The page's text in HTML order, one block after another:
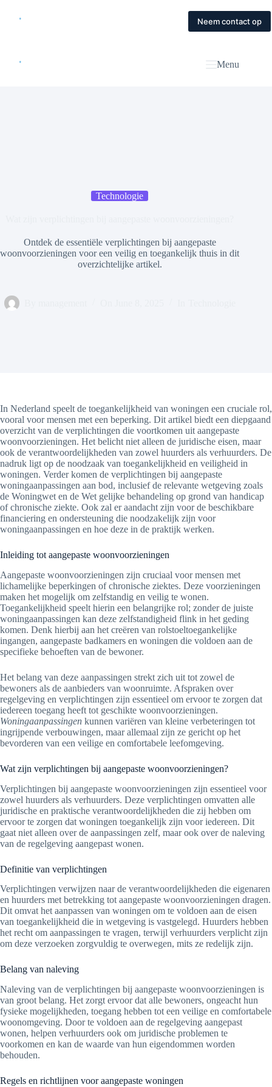
Contact
Neem contact op
Menu
Technologie
Ontdek de essentiële verplichtingen bij aangepaste
woonvoorzieningen voor een veilig en toegankelijk thuis in dit
overzichtelijke artikel.
In Nederland speelt de toegankelijkheid van woningen een cruciale rol,
vooral voor mensen met een beperking. Dit artikel biedt een diepgaand
overzicht van de verplichtingen die voortkomen uit aangepaste
woonvoorzieningen. Het belicht niet alleen de juridische eisen, maar
ook de verantwoordelijkheden van zowel huurders als verhuurders. De
nadruk ligt op de noodzaak van toegankelijkheid en veiligheid in
woningen. Verder komen de verplichtingen bij aangepaste
woningaanpassingen aan bod, inclusief de relevante wetgeving zoals
de Woningwet en de Wet gelijke behandeling op grond van handicap
of chronische ziekte. Ook zal er aandacht zijn voor de beschikbare
financiering en ondersteuning die noodzakelijk zijn voor
woningaanpassingen en hoe deze in de praktijk werken.
Inleiding tot aangepaste woonvoorzieningen
Aangepaste woonvoorzieningen zijn cruciaal voor mensen met
lichamelijke beperkingen of chronische ziektes. Deze voorzieningen
maken het mogelijk om zelfstandig en veilig te wonen.
Toegankelijkheid speelt hierin een belangrijke rol; zonder de juiste
woningaanpassingen kan deze zelfstandigheid flink in het geding
komen. Denk hierbij aan het creëren van rolstoeltoegankelijke
ingangen, aangepaste badkamers en woningen die voldoen aan de
specifieke behoeften van de bewoner.
Het belang van deze aanpassingen strekt zich uit tot zowel de
bewoners als de aanbieders van woonruimte. Afspraken over
regelgeving en verplichtingen zijn essentieel om ervoor te zorgen dat
iedereen toegang heeft tot geschikte woonvoorzieningen.
Woningaanpassingen kunnen variëren van kleine verbeteringen tot
ingrijpende verbouwingen, maar allemaal zijn ze gericht op het
bevorderen van een veilige en comfortabele leefomgeving.
Wat zijn verplichtingen bij aangepaste woonvoorzieningen?
Verplichtingen bij aangepaste woonvoorzieningen zijn essentieel voor
zowel huurders als verhuurders. Deze verplichtingen omvatten alle
juridische en praktische verantwoordelijkheden die zij hebben om
ervoor te zorgen dat woningen toegankelijk zijn voor iedereen. Dit
gaat niet alleen over de aanpassingen zelf, maar ook over de naleving
van de regelgeving aangepast wonen.
Definitie van verplichtingen
Verplichtingen verwijzen naar de verantwoordelijkheden die eigenaren
en huurders met betrekking tot aangepaste woonvoorzieningen dragen.
Dit omvat het aanpassen van woningen om te voldoen aan de eisen
van toegankelijkheid die in wetgeving is vastgelegd. Huurders hebben
het recht om aanpassingen te vragen, terwijl verhuurders verplicht zijn
om deze verzoeken zorgvuldig te overwegen, mits ze redelijk zijn.
Belang van naleving
Naleving van de verplichtingen bij aangepaste woonvoorzieningen is
van groot belang. Het zorgt ervoor dat alle bewoners, ongeacht hun
fysieke mogelijkheden, toegang hebben tot een veilige en comfortabele
woonomgeving. Door te voldoen aan de regelgeving aangepast
wonen, helpen verhuurders ook om juridische problemen te
voorkomen en kan de waarde van hun eigendommen worden
behouden.
Regels en richtlijnen voor aangepaste woningen